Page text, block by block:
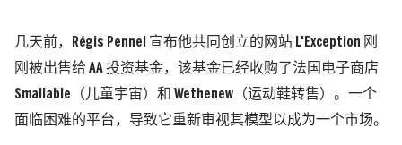
几天前，Régis Pennel 宣布他共同创立的网站 L'Exception 刚
刚被出售给 AA 投资基金，该基金已经收购了法国电子商店
Smallable（儿童宇宙）和 Wethenew（运动鞋转售）。一个
面临困难的平台，导致它重新审视其模型以成为一个市场。